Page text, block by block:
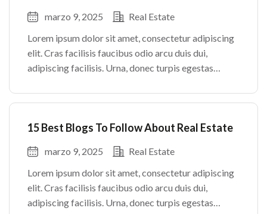
marzo 9, 2025
Real Estate
Lorem ipsum dolor sit amet, consectetur adipiscing
elit. Cras facilisis faucibus odio arcu duis dui,
adipiscing facilisis. Urna, donec turpis egestas
justo odio parturient mauris curabitur lorem in.
15 Best Blogs To Follow About Real Estate
marzo 9, 2025
Real Estate
Lorem ipsum dolor sit amet, consectetur adipiscing
elit. Cras facilisis faucibus odio arcu duis dui,
adipiscing facilisis. Urna, donec turpis egestas